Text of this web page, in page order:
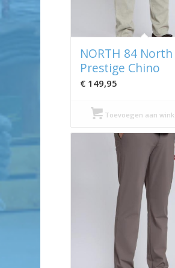
NORTH 84
Prestige Chino
€ 149,95
Toevoegen aan